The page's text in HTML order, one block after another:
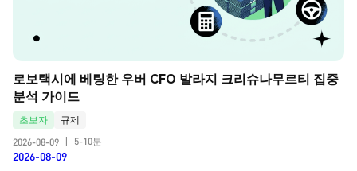
로보택시에 베팅한 우버 CFO 발라지 크리슈나무르티 집중
분석 가이드
초보자
규제
2026-08-09
5-10분
2026-08-09